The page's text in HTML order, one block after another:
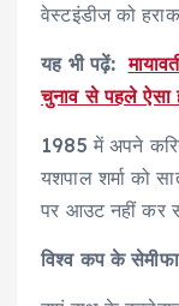
वेस्टइंडीज को
यह भी पढ़ें:
चुनाव से पहले ऐसा
1985 में अपने
यशपाल शर्मा को
पर आउट नहीं कर
विश्व कप के